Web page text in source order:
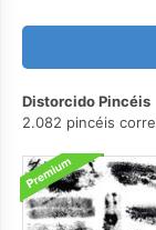
Distorcido Pincéis
2.082 pincéis